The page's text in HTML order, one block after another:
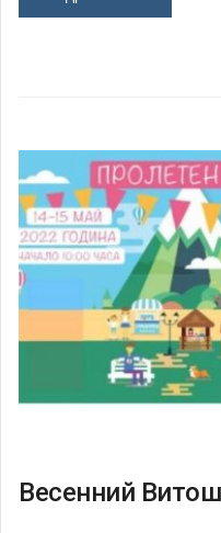
Весенний